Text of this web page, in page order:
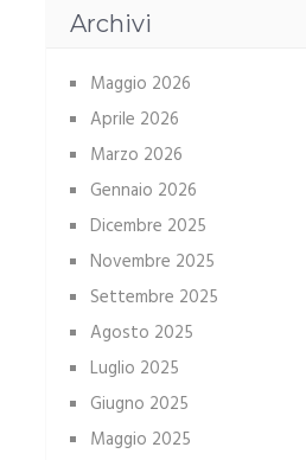
Archivi
Maggio 2026
Aprile 2026
Marzo 2026
Gennaio 2026
Dicembre 2025
Novembre 2025
Settembre 2025
Agosto 2025
Luglio 2025
Giugno 2025
Maggio 2025